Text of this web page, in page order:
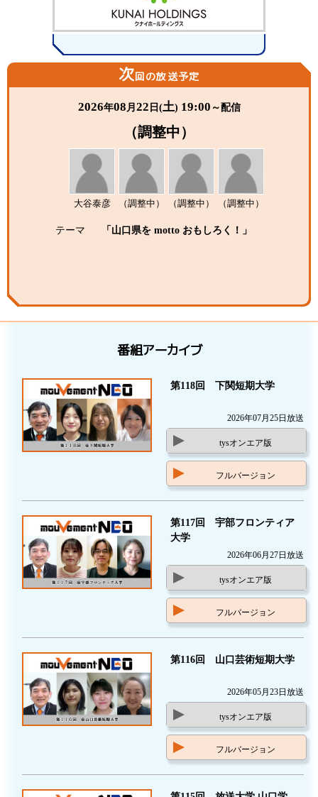
次回の放送予定
2026年08 月 22 日(土) 19:00 ～配信
（調整中）
大谷泰彦 （調整中） （調整中） （調整中）
テーマ 「山口県を motto おもしろく！」
番組アーカイブ
第118回 下関短期大学
2026年07月25日放送
tysオンエア版
フルバージョン
第117回 宇部フロンティア
大学
2026年06月27日放送
tysオンエア版
フルバージョン
第116回 山口芸術短期大学
2026年05月23日放送
tysオンエア版
フルバージョン